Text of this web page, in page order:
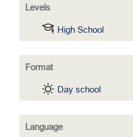
Levels
High School
Format
Day school
Language